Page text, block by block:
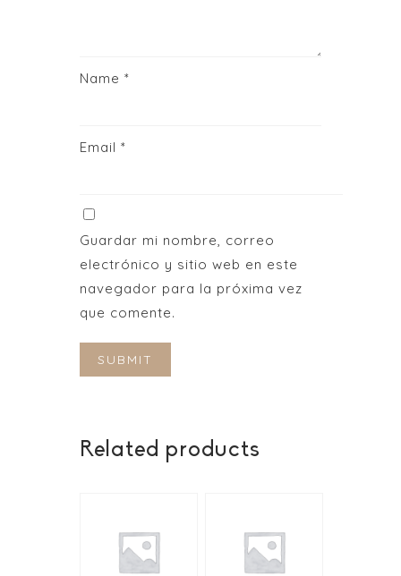
Name *
Email *
Guardar mi nombre, correo
electrónico y sitio web en este
navegador para la próxima vez
que comente.
Related products